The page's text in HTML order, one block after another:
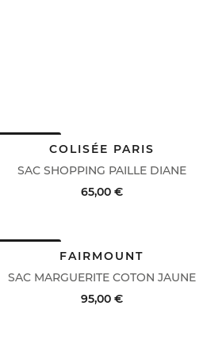
SAC SHOPPING PAILLE DIANE
COLISÉE PARIS
65,00 €
ACHAT RAPIDE VOIR LE DÉTAIL
SAC MARGUERITE COTON JAUNE
FAIRMOUNT
95,00 €